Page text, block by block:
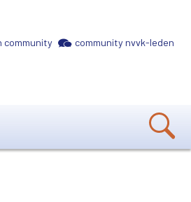
community community nvvk-leden